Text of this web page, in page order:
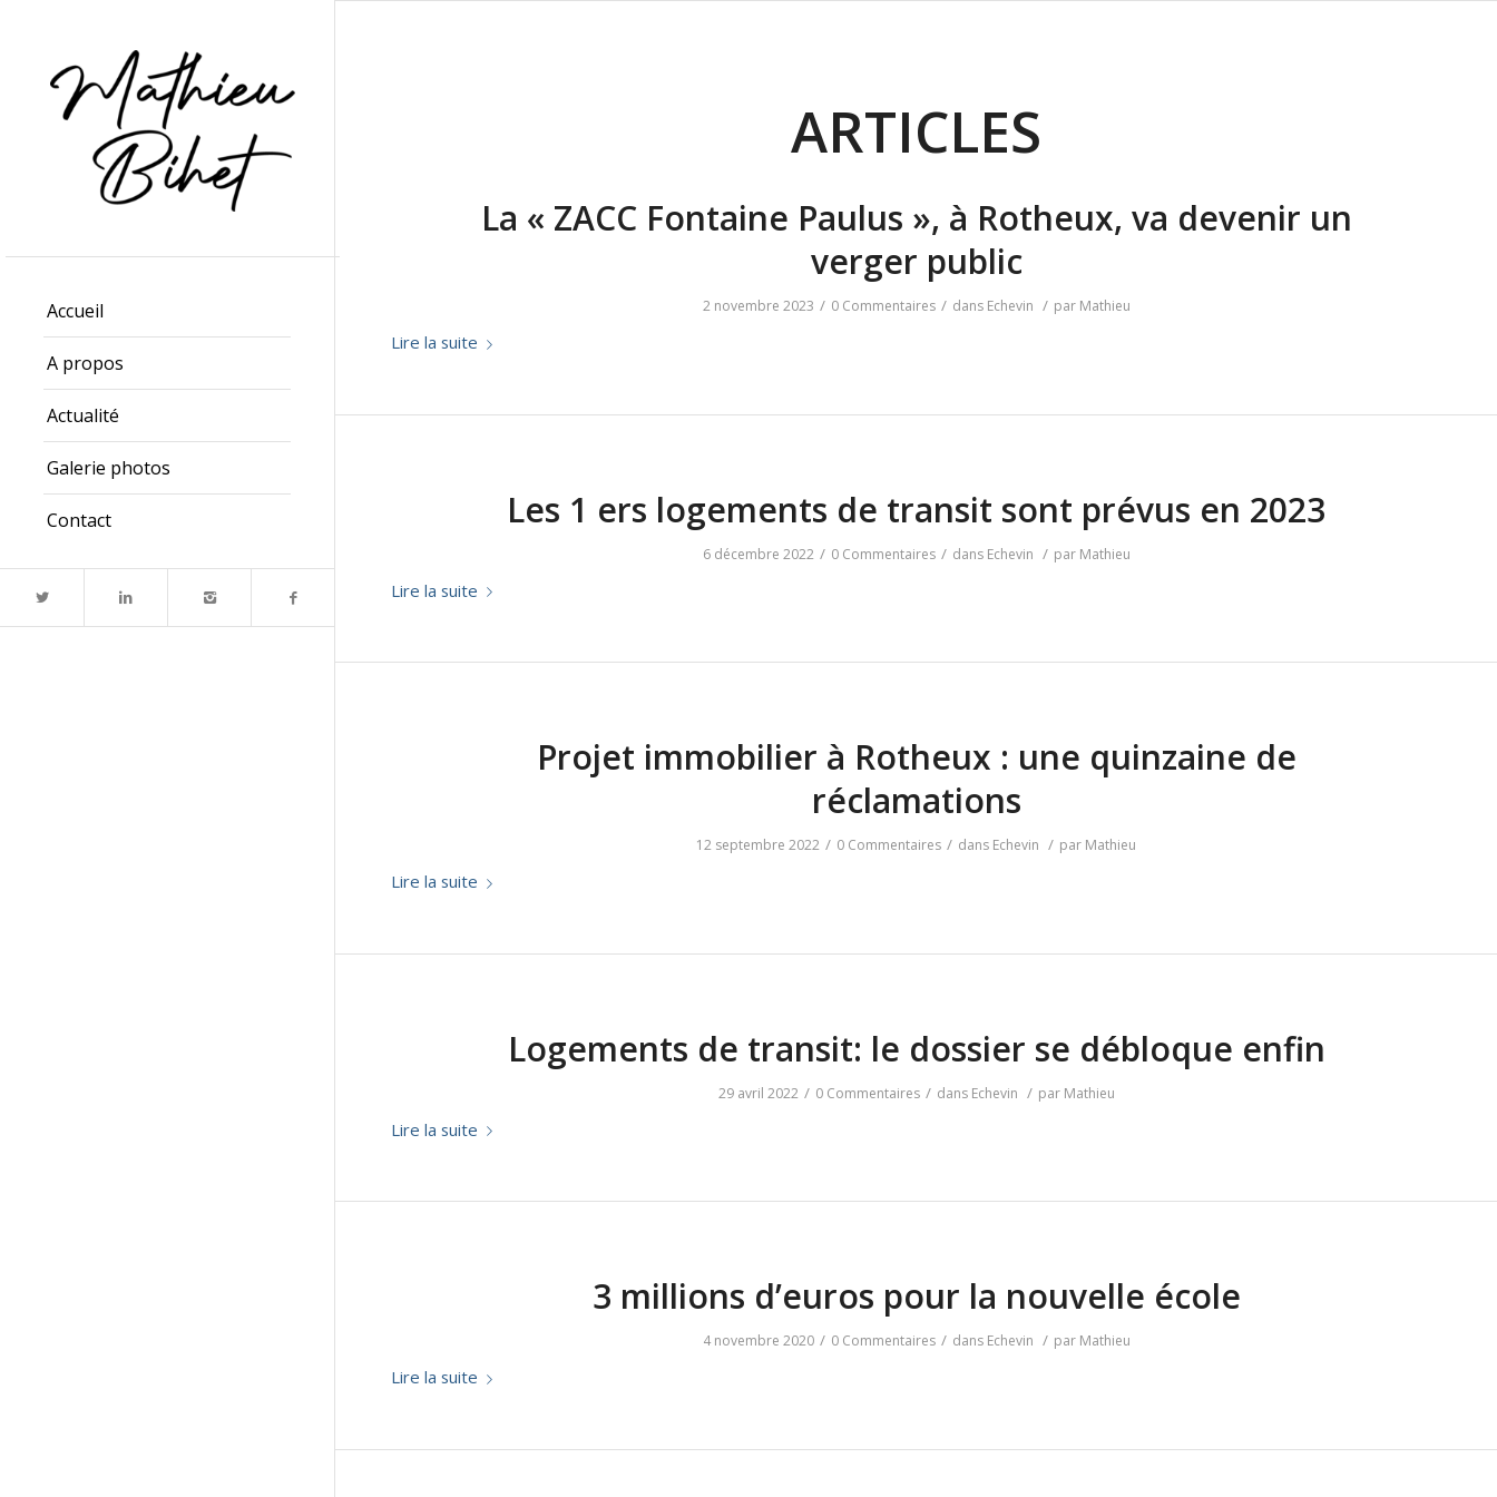
Accueil
A propos
Actualité
Galerie photos
Contact
ARTICLES
La « ZACC Fontaine Paulus », à Rotheux, va devenir un
verger public
2 novembre 2023 / 0 Commentaires / dans Echevin / par Mathieu
Lire la suite
Les 1 ers logements de transit sont prévus en 2023
6 décembre 2022 / 0 Commentaires / dans Echevin / par Mathieu
Lire la suite
Projet immobilier à Rotheux : une quinzaine de
réclamations
12 septembre 2022 / 0 Commentaires / dans Echevin / par Mathieu
Lire la suite
Logements de transit: le dossier se débloque enfin
29 avril 2022 / 0 Commentaires / dans Echevin / par Mathieu
Lire la suite
3 millions d’euros pour la nouvelle école
4 novembre 2020 / 0 Commentaires / dans Echevin / par Mathieu
Lire la suite